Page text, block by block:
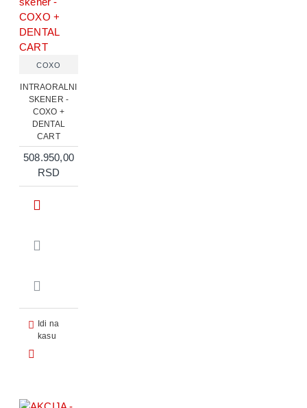
COXO
INTRAORALNI
SKENER -
COXO +
DENTAL
CART
508.950,00
RSD
Idi na
kasu